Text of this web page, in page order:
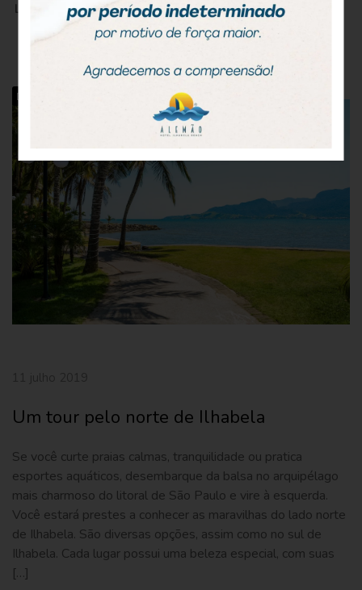
LEIA MAIS
Dicas Ilhabela O que fazer Ilhabela
Um tour pelo norte de Ilhabela
Se você curte praias calmas, tranquilidade ou pratica
esportes aquáticos, desembarque da balsa no arquipélago
mais charmoso do litoral de São Paulo e vire à esquerda.
Você estará prestes a conhecer as maravilhas do lado norte
de Ilhabela. São diversas opções, assim como no sul de
Ilhabela. Cada lugar possui uma beleza especial, com suas
[…]